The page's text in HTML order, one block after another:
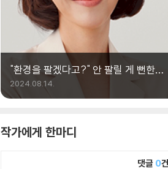
"환경을 팔겠다고?" 안 팔릴 게 뻔한
시장에 뛰어든 경제지 기자
2024.08.14.
작가에게 한마디
댓글 0